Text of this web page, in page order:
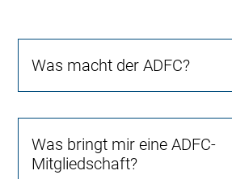
Was macht der ADFC?
Was bringt mir eine ADFC-
Mitgliedschaft?